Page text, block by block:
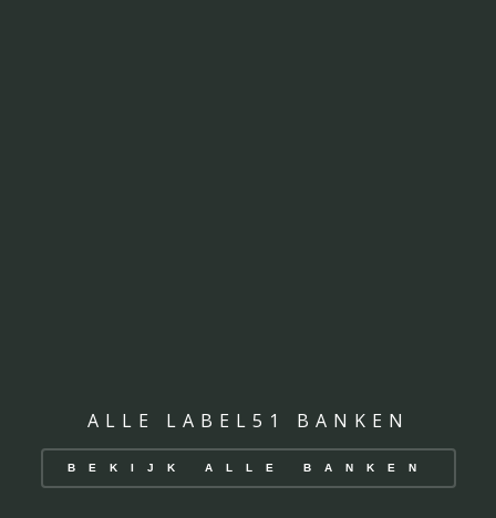
ALLE LABEL51 BANKEN
BEKIJK ALLE BANKEN